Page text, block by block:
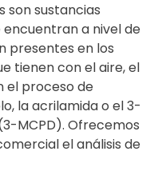
son sustancias
encuentran a nivel de
presentes en los
tienen con el aire, el
el proceso de
la acrilamida o el 3-
MCPD). Ofrecemos
el análisis de